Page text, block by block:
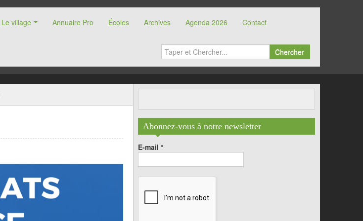
Le village Annuaire Pro Écoles Archives Agenda 2026 Contact
Chercher
Abonnez-vous à notre newsletter
E-mail *